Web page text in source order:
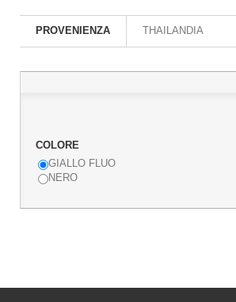
PROVENIENZA THAILANDIA
COLORE
GIALLO FLUO
NERO